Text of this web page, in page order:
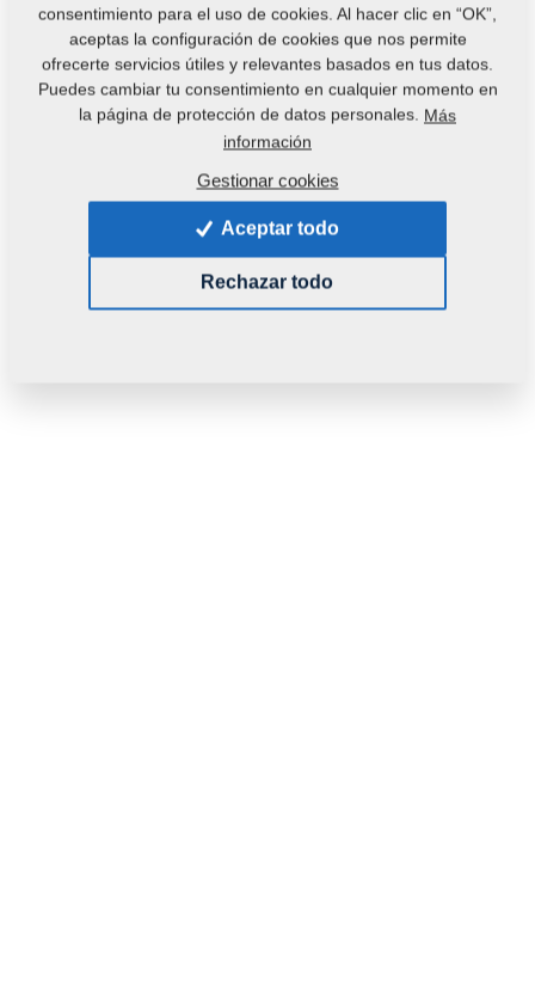
SALE
Código del producto: m81180906-039
Esta pieza es utilizable también en las siguientes
MONSUN OSTATNÍ ND
consentimiento para el uso de cookies. Al hacer clic en “OK”,
aceptas la configuración de cookies que nos permite
ofrecerte servicios útiles y relevantes basados en tus datos.
Puedes cambiar tu consentimiento en cualquier momento en
la página de protección de datos personales. Más
información
Gestionar cookies
Aceptar todo
Rechazar todo